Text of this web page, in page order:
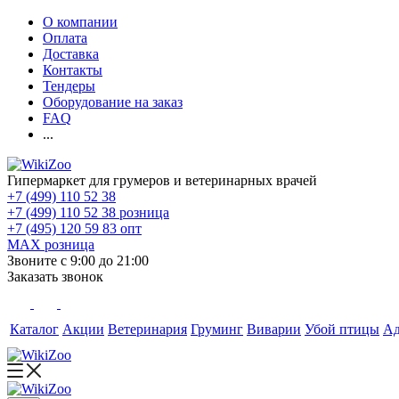
О компании
Оплата
Доставка
Контакты
Тендеры
Оборудование на заказ
FAQ
...
Гипермаркет для грумеров и ветеринарных врачей
+7 (499) 110 52 38
+7 (499) 110 52 38 розница
+7 (495) 120 59 83 опт
MAX розница
Звоните с 9:00 до 21:00
Заказать звонок
Каталог Акции Ветеринария Груминг Виварии Убой птицы